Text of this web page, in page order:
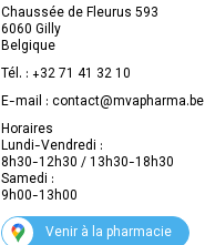
Chaussée de Fleurus 593
6060 Gilly
Belgique
Tél. : +32 71 41 32 10
E-mail : contact@mvapharma.be
Horaires
Lundi-Vendredi :
8h30-12h30 / 13h30-18h30
Samedi :
9h00-13h00
Venir à la pharmacie